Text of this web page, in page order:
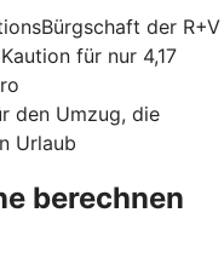
der R+V
für nur 4,17
den Umzug, die
Urlaub
berechnen